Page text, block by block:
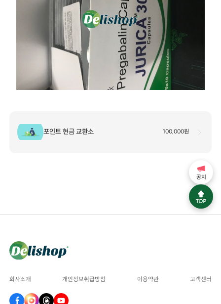
포인트 현금 교환소 100,000원
회사소개 개인정보취급방침 이용약관 고객센터
공지